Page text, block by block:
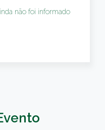
não foi informado